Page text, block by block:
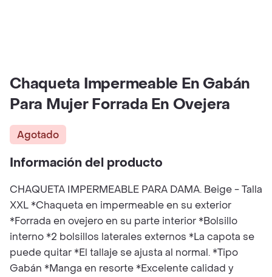
Chaqueta Impermeable En Gabán
Para Mujer Forrada En Ovejera
Agotado
Información del producto
CHAQUETA IMPERMEABLE PARA DAMA. Beige - Talla
XXL *Chaqueta en impermeable en su exterior
*Forrada en ovejero en su parte interior *Bolsillo
interno *2 bolsillos laterales externos *La capota se
puede quitar *El tallaje se ajusta al normal. *Tipo
Gabán *Manga en resorte *Excelente calidad y